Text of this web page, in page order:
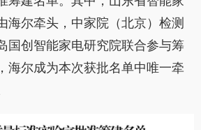
海尔牵头，中家院（北京）检测
国创智能家电研究院联合参与筹
海尔成为本次获批名单中唯一牵